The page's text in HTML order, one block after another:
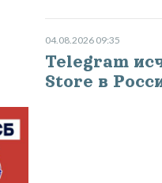
04.08.2026 09:35
Telegram
Store в